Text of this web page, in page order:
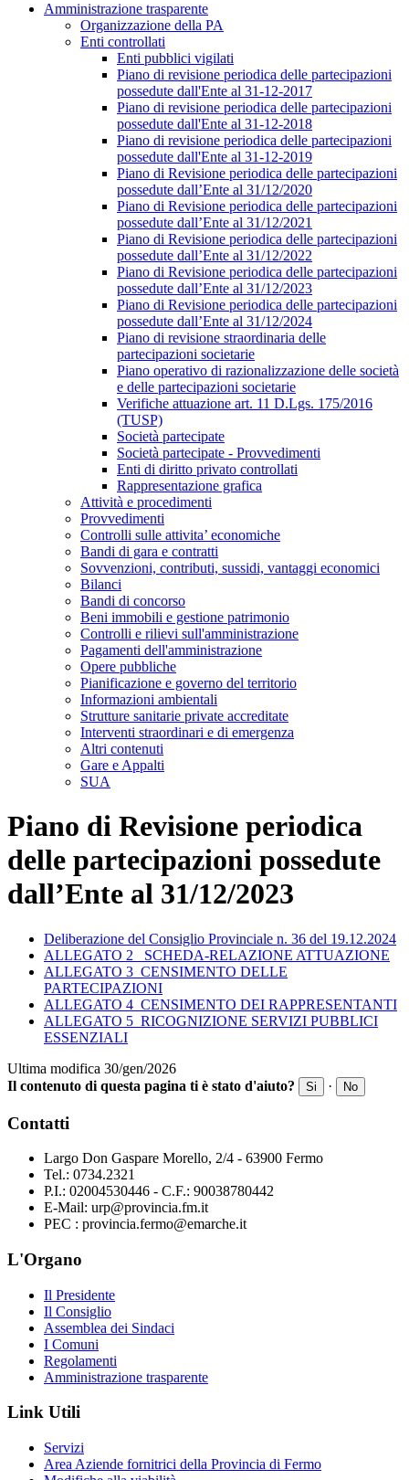
Amministrazione trasparente
Organizzazione della PA
Enti controllati
Enti pubblici vigilati
Piano di revisione periodica delle partecipazioni
possedute dall'Ente al 31-12-2017
Piano di revisione periodica delle partecipazioni
possedute dall'Ente al 31-12-2018
Piano di revisione periodica delle partecipazioni
possedute dall'Ente al 31-12-2019
Piano di Revisione periodica delle partecipazioni
possedute dall’Ente al 31/12/2020
Piano di Revisione periodica delle partecipazioni
possedute dall’Ente al 31/12/2021
Piano di Revisione periodica delle partecipazioni
possedute dall’Ente al 31/12/2022
Piano di Revisione periodica delle partecipazioni
possedute dall’Ente al 31/12/2023
Piano di Revisione periodica delle partecipazioni
possedute dall’Ente al 31/12/2024
Piano di revisione straordinaria delle
partecipazioni societarie
Piano operativo di razionalizzazione delle società
e delle partecipazioni societarie
Verifiche attuazione art. 11 D.Lgs. 175/2016
(TUSP)
Società partecipate
Società partecipate - Provvedimenti
Enti di diritto privato controllati
Rappresentazione grafica
Attività e procedimenti
Provvedimenti
Controlli sulle attivita’ economiche
Bandi di gara e contratti
Sovvenzioni, contributi, sussidi, vantaggi economici
Bilanci
Bandi di concorso
Beni immobili e gestione patrimonio
Controlli e rilievi sull'amministrazione
Pagamenti dell'amministrazione
Opere pubbliche
Pianificazione e governo del territorio
Informazioni ambientali
Strutture sanitarie private accreditate
Interventi straordinari e di emergenza
Altri contenuti
Gare e Appalti
SUA
Piano di Revisione periodica
delle partecipazioni possedute
dall’Ente al 31/12/2023
Deliberazione del Consiglio Provinciale n. 36 del 19.12.2024
ALLEGATO 2_ SCHEDA-RELAZIONE ATTUAZIONE
ALLEGATO 3_CENSIMENTO DELLE
PARTECIPAZIONI
ALLEGATO 4_CENSIMENTO DEI RAPPRESENTANTI
ALLEGATO 5_RICOGNIZIONE SERVIZI PUBBLICI
ESSENZIALI
Ultima modifica 30/gen/2026
Il contenuto di questa pagina ti è stato d'aiuto?
Si · No
Contatti
Largo Don Gaspare Morello, 2/4 - 63900 Fermo
Tel.: 0734.2321
P.I.: 02004530446 - C.F.: 90038780442
E-Mail: urp@provincia.fm.it
PEC : provincia.fermo@emarche.it
L'Organo
Il Presidente
Il Consiglio
Assemblea dei Sindaci
I Comuni
Regolamenti
Amministrazione trasparente
Link Utili
Servizi
Area Aziende fornitrici della Provincia di Fermo